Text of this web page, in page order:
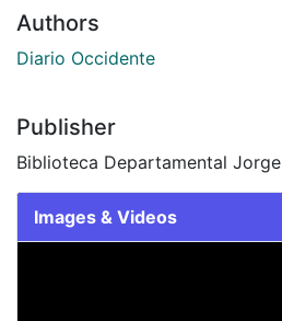
Authors
Diario Occidente
Publisher
Biblioteca Departamental
Images & Videos